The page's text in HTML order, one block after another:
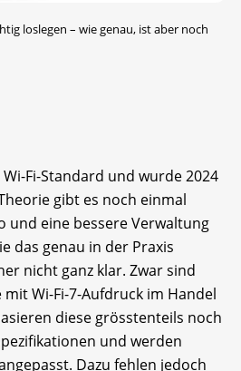
loslegen – wie genau, ist aber noch
Fi-Standard und wurde 2024
gibt es noch einmal
und eine bessere Verwaltung
das genau in der Praxis
nicht ganz klar. Zwar sind
Wi-Fi-7-Aufdruck im Handel
diese grösstenteils noch
und werden
Dazu fehlen jedoch